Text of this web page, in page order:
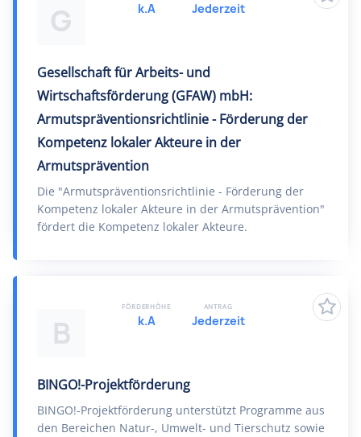
G
Gesellschaft für Arbeits- und
Wirtschaftsförderung (GFAW) mbH:
Armutspräventionsrichtlinie - Förderung der
Kompetenz lokaler Akteure in der
Armutsprävention
Die "Armutspräventionsrichtlinie - Förderung der
Kompetenz lokaler Akteure in der Armutsprävention"
fördert die Kompetenz lokaler Akteure.
k.A Jederzeit
B
BINGO!-Projektförderung
BINGO!-Projektförderung unterstützt Programme aus
den Bereichen Natur-, Umwelt- und Tierschutz sowie
FÖRDERHÖHE
k.A
ANTRAG
Jederzeit